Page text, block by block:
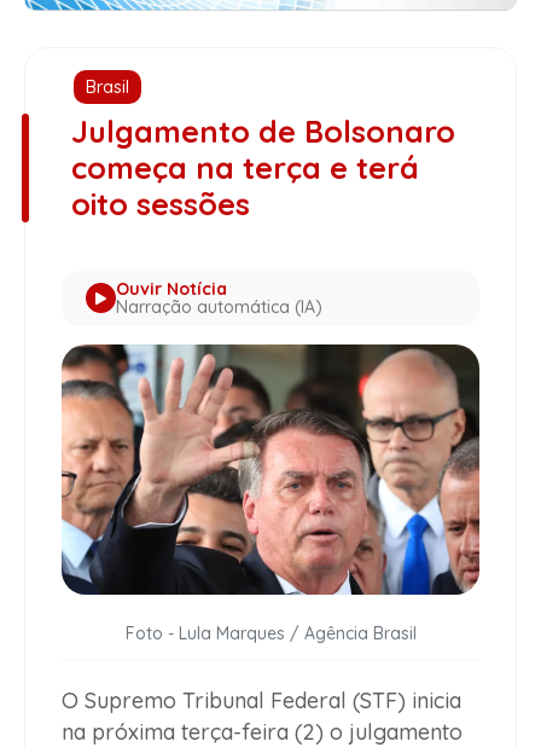
Brasil
Julgamento de Bolsonaro
começa na terça e terá
oito sessões
Ouvir Notícia
Narração automática (IA)
Foto - Lula Marques / Agência Brasil
O Supremo Tribunal Federal (STF) inicia
na próxima terça-feira (2) o julgamento